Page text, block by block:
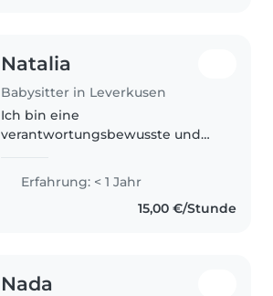
Natalia
Babysitter in Leverkusen
Ich bin eine
verantwortungsbewusste und
sich um Ihre Kinder kümmert.
Ich habe Erfahrung mit
Kleinkindern in meiner Familie
Erfahrung: < 1 Jahr
15,00 €/Stunde
Nada